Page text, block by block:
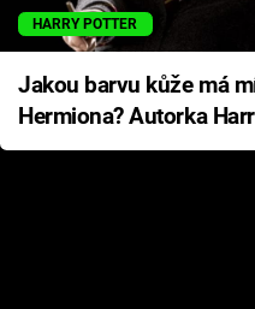
HARRY POTTER
Jakou barvu kůže má
Hermiona? Autorka
Pottera přišla s ráznou